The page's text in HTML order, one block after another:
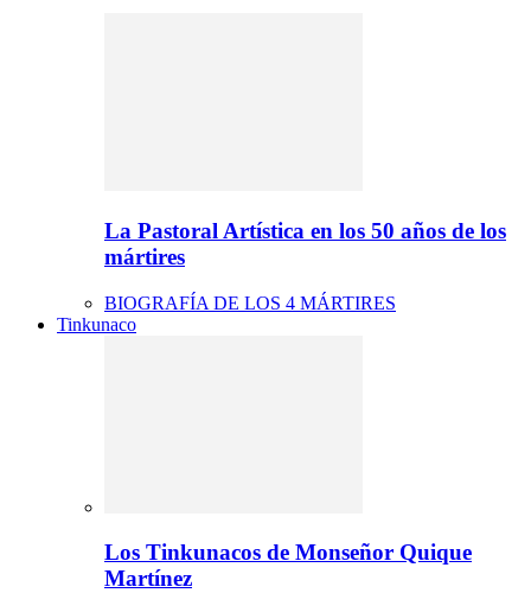
La Pastoral Artística en los 50 años de los
mártires
BIOGRAFÍA DE LOS 4 MÁRTIRES
Tinkunaco
Los Tinkunacos de Monseñor Quique
Martínez